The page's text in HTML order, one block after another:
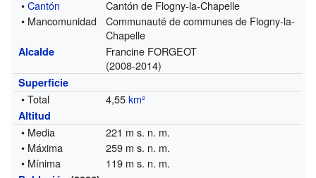
•Cantón
Cantón de Flogny-la-Chapelle
• Mancomunidad
Communauté de communes de Flogny-la-
Chapelle
Alcalde
Francine FORGEOT
(2008-2014)
Superficie
• Total 4,55km²
Altitud
• Media
221 m s. n. m.
• Máxima
259 m s. n. m.
• Mínima
119 m s. n. m.